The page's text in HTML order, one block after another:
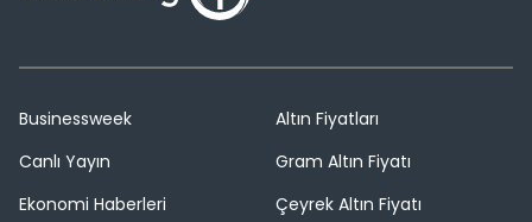
Businessweek
Canlı Yayın
Ekonomi Haberleri
Altın Fiyatları
Gram Altın Fiyatı
Çeyrek Altın Fiyatı